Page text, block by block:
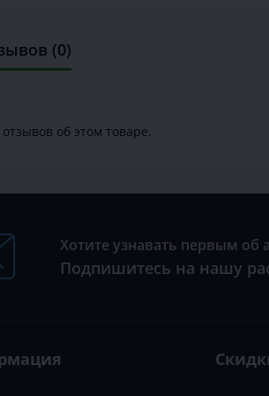
(0)
об этом товаре.
Хотите узнавать первым об
Подпишитесь на нашу